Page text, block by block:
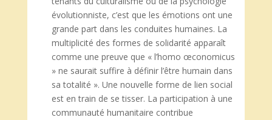
évolutionniste, c’est que les émotions ont une
grande part dans les conduites humaines. La
multiplicité des formes de solidarité apparaît
comme une preuve que « l’homo œconomicus
» ne saurait suffire à définir l’être humain dans
sa totalité ». Une nouvelle forme de lien social
est en train de se tisser. La participation à une
communauté humanitaire contribue